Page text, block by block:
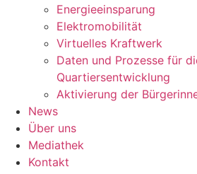
Energieeinsparung
Elektromobilität
Virtuelles Kraftwerk
Daten und Prozesse für
Quartiersentwicklung
Aktivierung der
News
Über uns
Mediathek
Kontakt